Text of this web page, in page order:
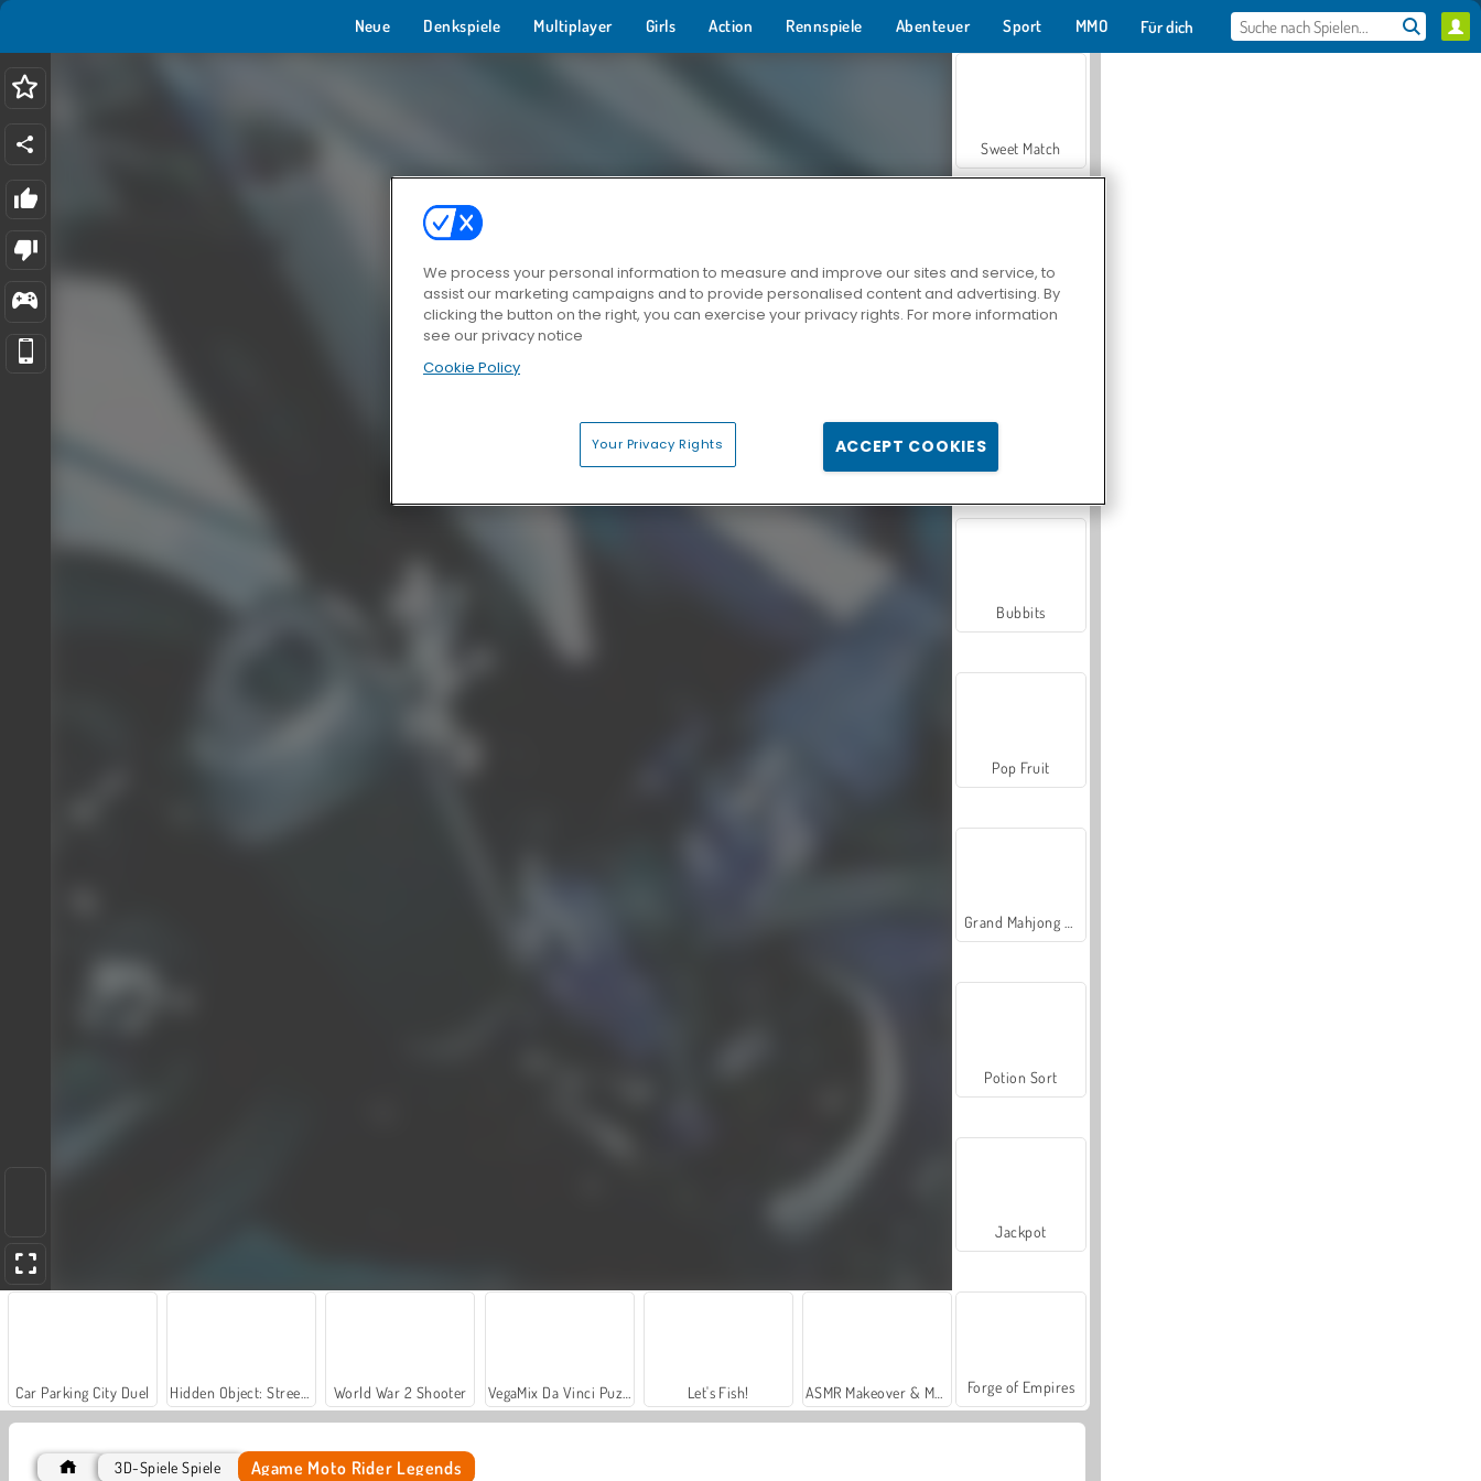
Neue Denkspiele Multiplayer Girls Action Rennspiele Abenteuer Sport MMO Für dich
Car Parking City Duel World War 2 Shooter Let's Fish!
Sweet Match
Zen Solitaire
Farmerama
Bubbits
Pop Fruit
Potion Sort
Jackpot
Forge of Empires
3D-Spiele Spiele Agame Moto Rider Legends
We process your personal information to measure and improve our sites and service, to
assist our marketing campaigns and to provide personalised content and advertising. By
clicking the button on the right, you can exercise your privacy rights. For more information
see our privacy notice
Cookie Policy
Your Privacy Rights ACCEPT COOKIES